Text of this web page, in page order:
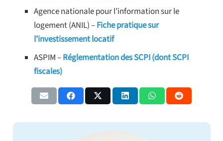
Agence nationale pour l’information sur le
logement (ANIL) –Fiche pratique sur
l’investissement locatif
ASPIM –Réglementation des SCPI (dont SCPI
fiscales)